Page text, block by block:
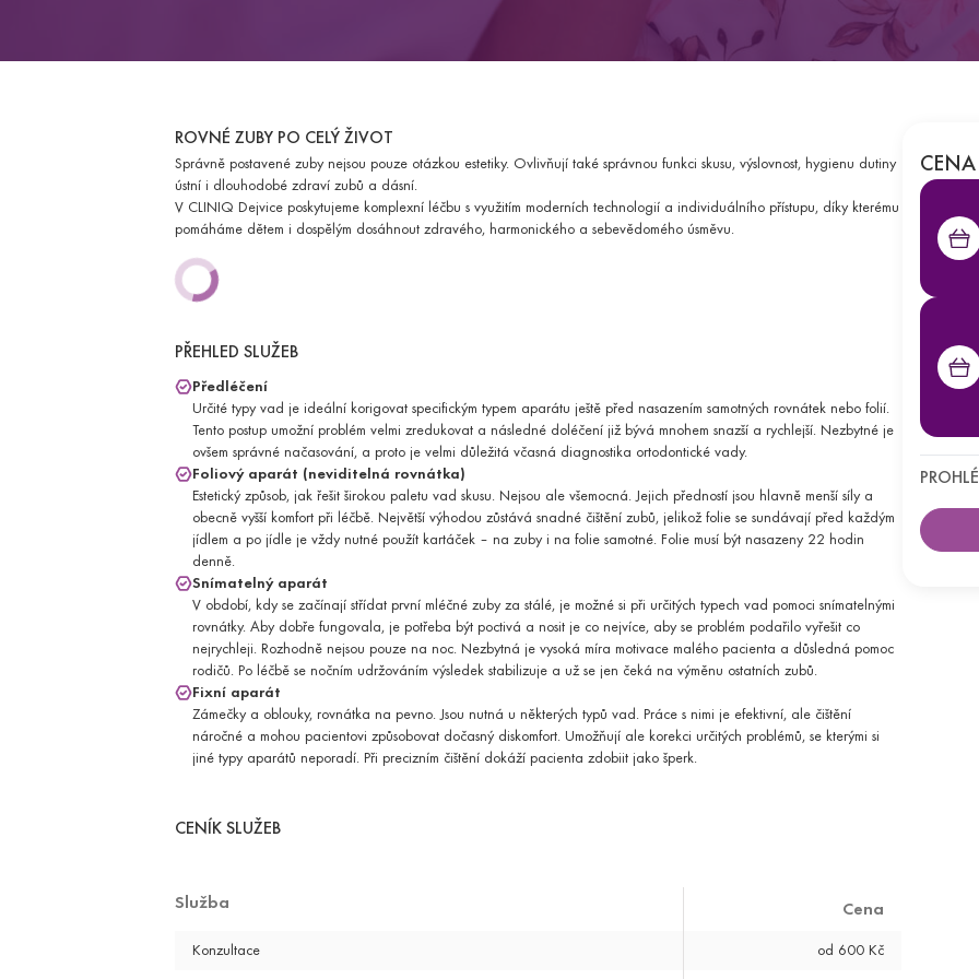
Speciálně sestavené programy pro ženy a muže s cílem odhalit případné nádorové onemocnění.
Second opinion - Onkologie
ORL
ORL indikační vyšetření
ORTOPEDIE
Prevence a léčba onemocnění podpůrného a pohybového aparátu.
Ortopedické vyšetření
Ortopedické výkony
PLASTICKÁ A ESTETICKÁ MEDICÍNA
Komplexní léčba onemocnění konečníku a tlustého střeva.
PSYCHIATRIE
Komplexní psychiatrická léčba v přívětivém a podporujícím prostředí.
PSYCHOLOGIE
Odborná psychologická pomoc při řešení obtížných životních situací.
Krizová intervence a poradenství
RADIOLOGIE A ZOBRAZOVACÍ METODY
Pokročilé zobrazovací metody včetně magnetické rezonance, CT a sonografie.
CT vyšetření
Magnetická rezonance
STOMATOLOGIE
Komplexní stomatologická péče pro dětské a dospělé pacienty.
Stomatologie pro dospělé
Dentální hygiena / Bělení zubů
Stomatologie pro děti
Ortodoncie
UROLOGIE
Vyšetření chorob vylučovací soustavy a mužských pohlavních orgánů.
Dětská urologie
Urologická ambulance
Diagnostika zdravého pohybu s kondičním
Jednorázová služba urgentního objednání na požadované vyšetření.
ROVNÉ ZUBY PO CELÝ ŽIVOT
Správně postavené zuby nejsou pouze otázkou estetiky. Ovlivňují také správnou funkci skusu, výslovnost, hygienu dutiny
ústní i dlouhodobé zdraví zubů a dásní.
V CLINIQ Dejvice poskytujeme komplexní léčbu s využitím moderních technologií a individuálního přístupu, díky kterému
pomáháme dětem i dospělým dosáhnout zdravého, harmonického a sebevědomého úsměvu.
PŘEHLED SLUŽEB
Předléčení
Určité typy vad je ideální korigovat specifickým typem aparátu ještě před nasazením samotných rovnátek nebo folií.
Tento postup umožní problém velmi zredukovat a následné doléčení již bývá mnohem snazší a rychlejší. Nezbytné je
ovšem správné načasování, a proto je velmi důležitá včasná diagnostika ortodontické vady.
Foliový aparát (neviditelná rovnátka)
Estetický způsob, jak řešit širokou paletu vad skusu. Nejsou ale všemocná. Jejich předností jsou hlavně menší síly a
obecně vyšší komfort při léčbě. Největší výhodou zůstává snadné čištění zubů, jelikož folie se sundávají před každým
jídlem a po jídle je vždy nutné použít kartáček – na zuby i na folie samotné. Folie musí být nasazeny 22 hodin
denně.
Snímatelný aparát
V období, kdy se začínají střídat první mléčné zuby za stálé, je možné si při určitých typech vad pomoci snímatelnými
rovnátky. Aby dobře fungovala, je potřeba být poctivá a nosit je co nejvíce, aby se problém podařilo vyřešit co
nejrychleji. Rozhodně nejsou pouze na noc. Nezbytná je vysoká míra motivace malého pacienta a důsledná pomoc
rodičů. Po léčbě se nočním udržováním výsledek stabilizuje a už se jen čeká na výměnu ostatních zubů.
Fixní aparát
Zámečky a oblouky, rovnátka na pevno. Jsou nutná u některých typů vad. Práce s nimi je efektivní, ale čištění
náročné a mohou pacientovi způsobovat dočasný diskomfort. Umožňují ale korekci určitých problémů, se kterými si
jiné typy aparátů neporadí. Při precizním čištění dokáží pacienta zdobiit jako šperk.
CENÍK SLUŽEB
Služba Cena
Konzultace od 600 Kč
CENA